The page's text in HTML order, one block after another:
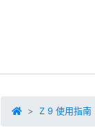
Z 9 使用指南